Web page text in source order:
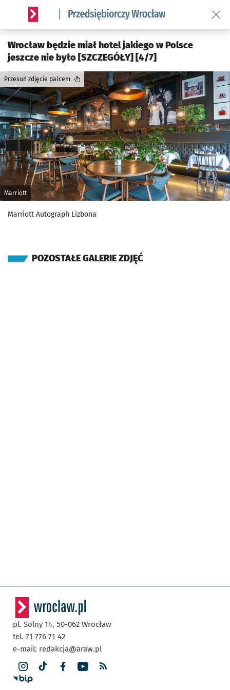
Serwis informacyjny wroclaw.pl podserwis: Strategia
Wrocław będzie miał hotel jakiego w Polsce
jeszcze nie było [SZCZEGÓŁY] [4/7]
Marriott
Przesuń zdjęcie palcem
Marriott Autograph Lizbona
POZOSTAŁE GALERIE ZDJĘĆ
pl. Solny 14, 50-062 Wrocław
tel. 71 776 71 42
e-mail: redakcja@araw.pl